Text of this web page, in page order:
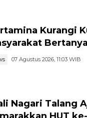
Kurangi
07 Agustus 2026, 11:03 WIB
Nagari Talang
HUT